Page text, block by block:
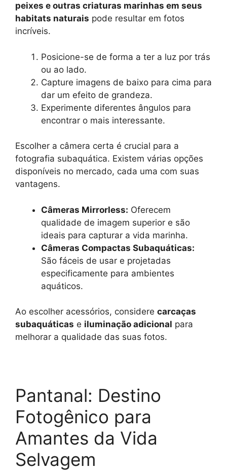
peixes e outras criaturas marinhas em seus
habitats naturais pode resultar em fotos
incríveis.
Posicione-se de forma a ter a luz por trás
ou ao lado.
Capture imagens de baixo para cima para
dar um efeito de grandeza.
Experimente diferentes ângulos para
encontrar o mais interessante.
Escolher a câmera certa é crucial para a
fotografia subaquática. Existem várias opções
disponíveis no mercado, cada uma com suas
vantagens.
Câmeras Mirrorless: Oferecem
qualidade de imagem superior e são
ideais para capturar a vida marinha.
Câmeras Compactas Subaquáticas:
São fáceis de usar e projetadas
especificamente para ambientes
aquáticos.
Ao escolher acessórios, considere carcaças
subaquáticas e iluminação adicional para
melhorar a qualidade das suas fotos.
Pantanal: Destino
Fotogênico para
Amantes da Vida
Selvagem